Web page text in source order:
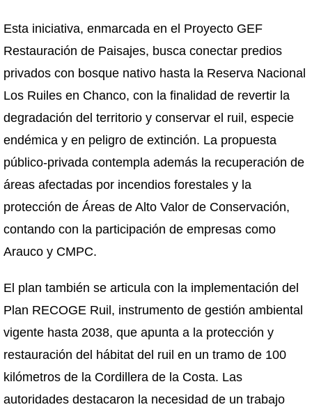
Esta iniciativa, enmarcada en el Proyecto GEF
Restauración de Paisajes, busca conectar predios
privados con bosque nativo hasta la Reserva Nacional
Los Ruiles en Chanco, con la finalidad de revertir la
degradación del territorio y conservar el ruil, especie
endémica y en peligro de extinción. La propuesta
público-privada contempla además la recuperación de
áreas afectadas por incendios forestales y la
protección de Áreas de Alto Valor de Conservación,
contando con la participación de empresas como
Arauco y CMPC.
El plan también se articula con la implementación del
Plan RECOGE Ruil, instrumento de gestión ambiental
vigente hasta 2038, que apunta a la protección y
restauración del hábitat del ruil en un tramo de 100
kilómetros de la Cordillera de la Costa. Las
autoridades destacaron la necesidad de un trabajo